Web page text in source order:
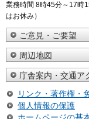
業務時間 8時45分～17時
はお休み）
ご意見・ご要望
周辺地図
庁舎案内・交通ア
リンク・著作権・
個人情報の保護